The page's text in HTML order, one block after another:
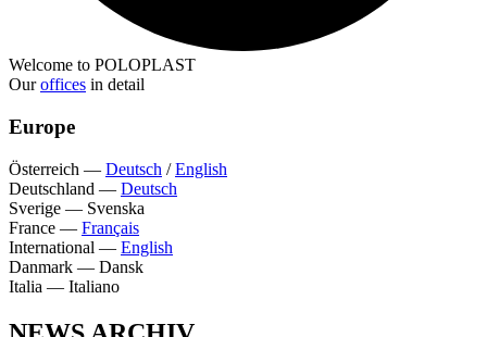
Welcome to POLOPLAST
Ouroffices in detail
Europe
Österreich — Deutsch /English
Deutschland — Deutsch
Sverige — Svenska
France — Français
International — English
Danmark — Dansk
Italia — Italiano